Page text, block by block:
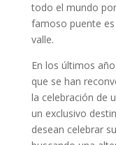
todo el mundo
famoso puente
valle.
En los últimos
que se han
la celebración de
un exclusivo
desean celebrar